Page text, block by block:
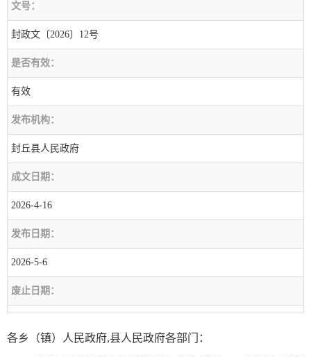
文号：
封政文〔2026〕12号
是否有效：
有效
发布机构：
封丘县人民政府
成文日期：
2026-4-16
发布日期：
2026-5-6
废止日期：
各乡（镇）人民政府,县人民政府各部门：